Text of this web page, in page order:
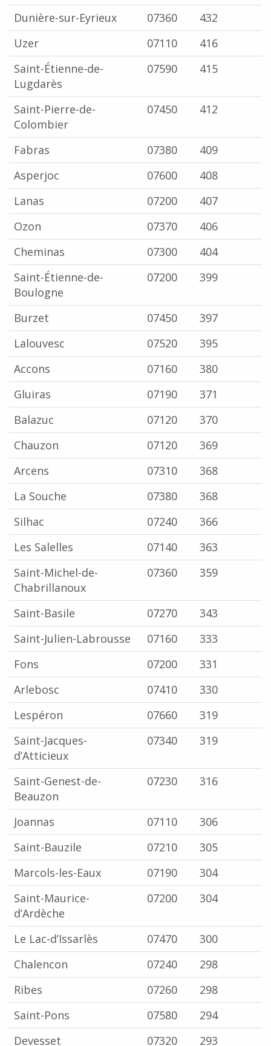
Dunière-sur-Eyrieux
07360
432
Uzer
07110
416
Saint-Étienne-de-
Lugdarès
07590 415
Saint-Pierre-de-
Colombier
07450 412
Fabras 07380
409
Asperjoc
07600
408
Lanas
07200
407
Ozon
07370
406
Cheminas
07300
404
Saint-Étienne-de-
Boulogne
07200 399
Burzet 07450
397
Lalouvesc
07520
395
Accons
07160
380
Gluiras
07190
371
Balazuc
07120
370
Chauzon
07120
369
Arcens
07310
368
La Souche
07380
368
Silhac
07240
366
Les Salelles
07140
363
Saint-Michel-de-
Chabrillanoux
07360 359
Saint-Basile 07270
343
Saint-Julien-Labrousse
07160
333
Fons
07200
331
Arlebosc
07410
330
Lespéron
07660
319
Saint-Jacques-
d’Atticieux
07340 319
Saint-Genest-de-
Beauzon
07230 316
Joannas 07110
306
Saint-Bauzile
07210
305
Marcols-les-Eaux
07190
304
Saint-Maurice-
d’Ardèche
07200 304
Le Lac-d’Issarlès 07470
300
Chalencon
07240
298
Ribes
07260
298
Saint-Pons
07580
294
Devesset
07320 293